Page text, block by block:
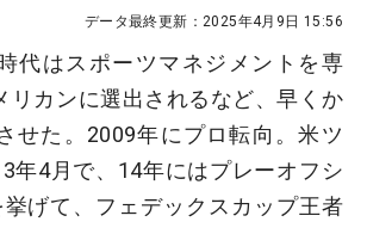
データ最終更新： 2025年4月9日 15:56
代はスポーツマネジメントを専
リカンに選出されるなど、早くか
せた。2009年にプロ転向。米ツ
年4月で、14年にはプレーオフシ
挙げて、フェデックスカップ王者